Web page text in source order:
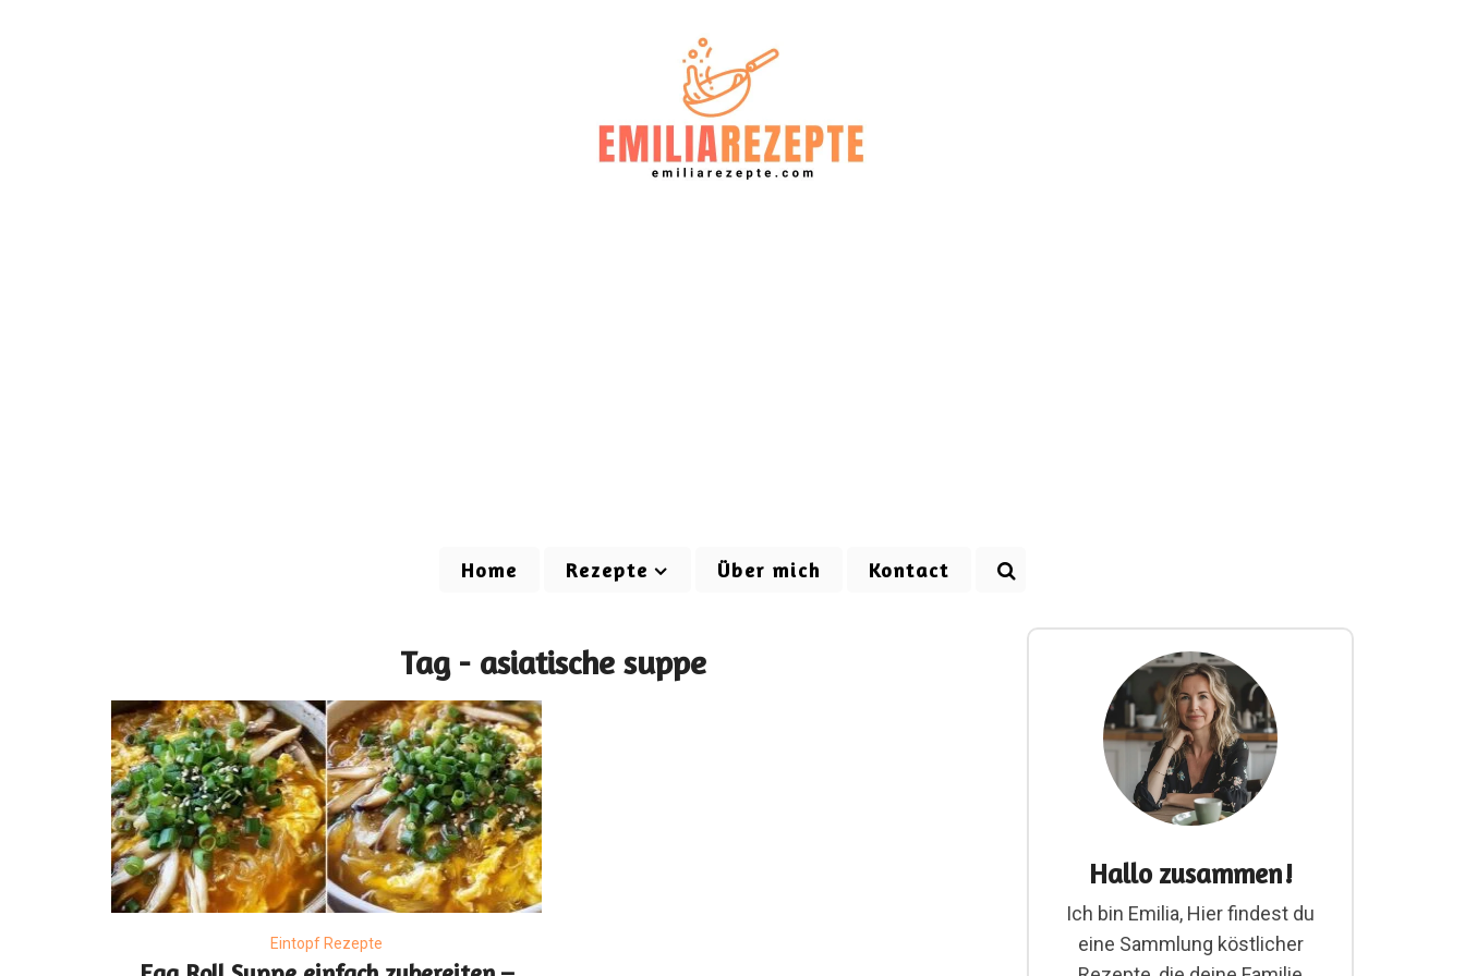
Home Rezepte Über mich Kontact
Tag - asiatische suppe
Eintopf Rezepte
Hallo zusammen!
Ich bin Emilia, Hier findest du
eine Sammlung köstlicher